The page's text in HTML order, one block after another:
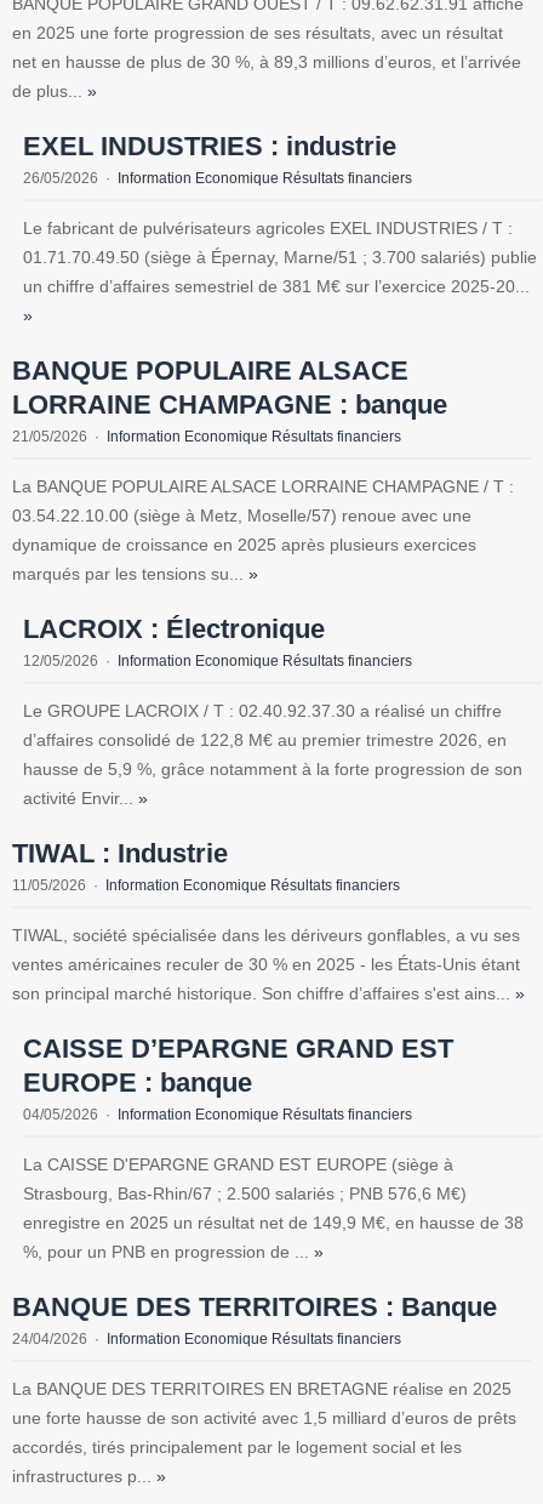
BANQUE POPULAIRE GRAND OUEST / T : 09.62.62.31.91 affiche
en 2025 une forte progression de ses résultats, avec un résultat
net en hausse de plus de 30 %, à 89,3 millions d’euros, et l’arrivée
de plus... »
EXEL INDUSTRIES : industrie
26/05/2026 Information Economique Résultats financiers
Le fabricant de pulvérisateurs agricoles EXEL INDUSTRIES / T :
01.71.70.49.50 (siège à Épernay, Marne/51 ; 3.700 salariés) publie
un chiffre d’affaires semestriel de 381 M€ sur l’exercice 2025-20...
»
BANQUE POPULAIRE ALSACE
LORRAINE CHAMPAGNE : banque
21/05/2026 Information Economique Résultats financiers
La BANQUE POPULAIRE ALSACE LORRAINE CHAMPAGNE / T :
03.54.22.10.00 (siège à Metz, Moselle/57) renoue avec une
dynamique de croissance en 2025 après plusieurs exercices
marqués par les tensions su... »
LACROIX : Électronique
12/05/2026 Information Economique Résultats financiers
Le GROUPE LACROIX / T : 02.40.92.37.30 a réalisé un chiffre
d’affaires consolidé de 122,8 M€ au premier trimestre 2026, en
hausse de 5,9 %, grâce notamment à la forte progression de son
activité Envir... »
TIWAL : Industrie
11/05/2026 Information Economique Résultats financiers
TIWAL, société spécialisée dans les dériveurs gonflables, a vu ses
ventes américaines reculer de 30 % en 2025 - les États-Unis étant
son principal marché historique. Son chiffre d’affaires s'est ains... »
CAISSE D’EPARGNE GRAND EST
EUROPE : banque
04/05/2026 Information Economique Résultats financiers
La CAISSE D'EPARGNE GRAND EST EUROPE (siège à
Strasbourg, Bas-Rhin/67 ; 2.500 salariés ; PNB 576,6 M€)
enregistre en 2025 un résultat net de 149,9 M€, en hausse de 38
%, pour un PNB en progression de ... »
BANQUE DES TERRITOIRES : Banque
24/04/2026 Information Economique Résultats financiers
La BANQUE DES TERRITOIRES EN BRETAGNE réalise en 2025
une forte hausse de son activité avec 1,5 milliard d’euros de prêts
accordés, tirés principalement par le logement social et les
infrastructures p... »